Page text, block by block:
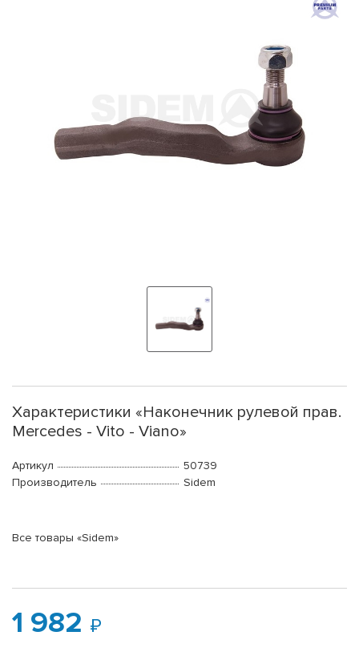
Характеристики «Наконечник рулевой прав.
Mercedes - Vito - Viano»
Артикул
50739
Производитель
Sidem
Все товары «Sidem»
1 982